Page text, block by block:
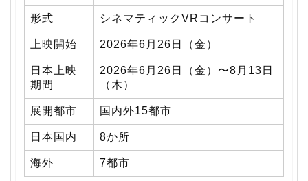
形式 シネマティックVRコンサート
上映開始 2026年6月26日（金）
日本上映
期間
2026年6月26日（金）〜8月13日
（木）
展開都市 国内外15都市
日本国内 8か所
海外 7都市